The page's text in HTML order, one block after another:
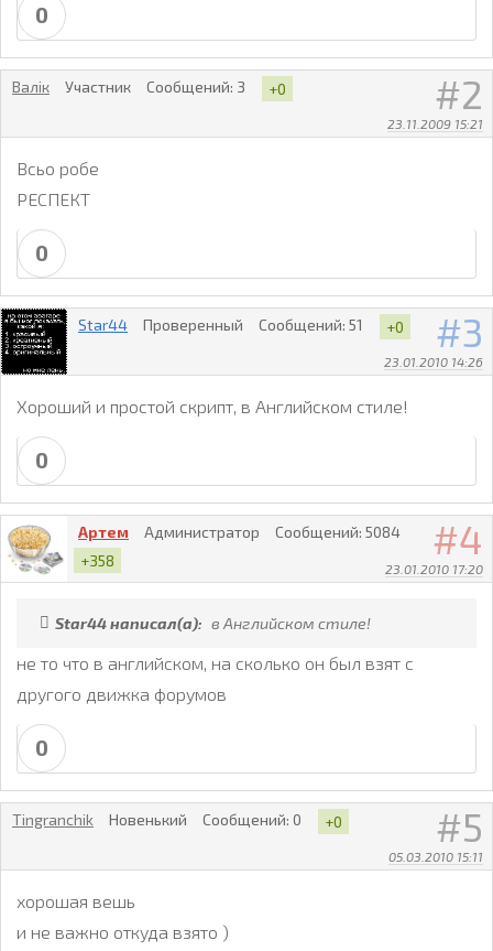
0
2
23.11.2009 15:21
Валік Участник Сообщений: 3 +0
Всьо робе
РЕСПЕКТ
0
3
23.01.2010 14:26
Star44 Проверенный Сообщений: 51 +0
Хороший и простой скрипт, в Английском стиле!
0
4
23.01.2010 17:20
Артем Администратор Сообщений: 5084
+358
Star44 написал(а): в Английском стиле!
не то что в английском, на сколько он был взят с
другого движка форумов
0
5
05.03.2010 15:11
Tingranchik Новенький Сообщений: 0 +0
хорошая вешь
и не важно откуда взято )